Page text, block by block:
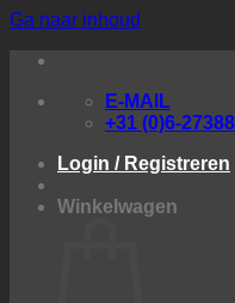
Ga naar inhoud
E-MAIL
+31 (0)6-
Login / Registreren
Winkelwagen